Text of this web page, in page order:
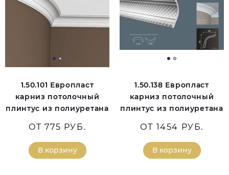
1.50.101 Европласт
карниз потолочный
плинтус из полиуретана
ОТ 775 РУБ.
В корзину
1.50.138 Европласт
карниз потолочный
плинтус из полиуретана
ОТ 1454 РУБ.
В корзину